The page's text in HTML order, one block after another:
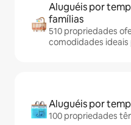
Aluguéis por
famílias
510 propriedades
comodidades ideais
Aluguéis por
100 propriedades